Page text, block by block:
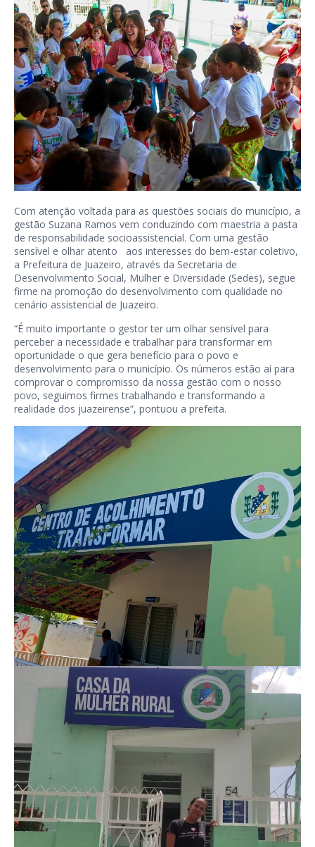
Com atenção voltada para as questões sociais do município, a
gestão Suzana Ramos vem conduzindo com maestria a pasta
de responsabilidade socioassistencial. Com uma gestão
sensível e olhar atento aos interesses do bem-estar coletivo,
a Prefeitura de Juazeiro, através da Secretaria de
Desenvolvimento Social, Mulher e Diversidade (Sedes), segue
firme na promoção do desenvolvimento com qualidade no
cenário assistencial de Juazeiro.
“É muito importante o gestor ter um olhar sensível para
perceber a necessidade e trabalhar para transformar em
oportunidade o que gera benefício para o povo e
desenvolvimento para o município. Os números estão aí para
comprovar o compromisso da nossa gestão com o nosso
povo, seguimos firmes trabalhando e transformando a
realidade dos juazeirense”, pontuou a prefeita.